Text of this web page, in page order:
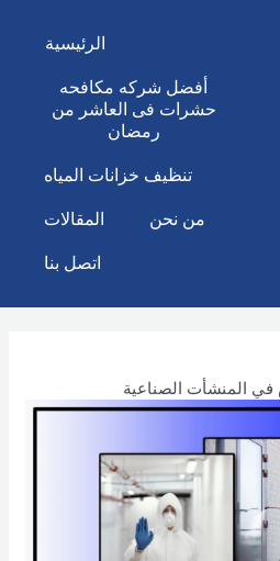
الرئيسية
أفضل شركه مكافحه
حشرات فى العاشر من
رمضان
تنظيف خزانات المياه
المقالات من نحن
اتصل بنا
المنشأت الصناعية